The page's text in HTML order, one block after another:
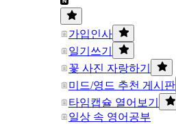
가입인사
일기쓰기
꽃 사진 자랑하기
미드/영드 추천 게시판
타임캡슐 열어보기
일상 속 영어공부